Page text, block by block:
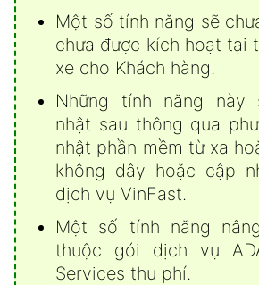
Một số tính năng sẽ
chưa được kích hoạt tại
xe cho Khách hàng.
Những tính năng này
nhật sau thông qua
nhật phần mềm từ xa
không dây hoặc cập
dịch vụ VinFast.
Một số tính năng
thuộc gói dịch vụ
Services thu phí.